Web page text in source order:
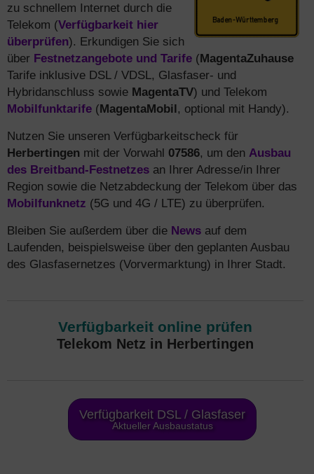
zu schnellem Internet durch die
Telekom (Verfügbarkeit hier
überprüfen). Erkundigen Sie sich
über Festnetzangebote und Tarife (MagentaZuhause
Tarife inklusive DSL / VDSL, Glasfaser- und
Hybridanschluss sowie MagentaTV) und Telekom
Mobilfunktarife (MagentaMobil, optional mit Handy).
Nutzen Sie unseren Verfügbarkeitscheck für
Herbertingen mit der Vorwahl 07586, um den Ausbau
des Breitband-Festnetzes an Ihrer Adresse/in Ihrer
Region sowie die Netzabdeckung der Telekom über das
Mobilfunknetz (5G und 4G / LTE) zu überprüfen.
Bleiben Sie außerdem über die News auf dem
Laufenden, beispielsweise über den geplanten Ausbau
des Glasfasernetzes (Vorvermarktung) in Ihrer Stadt.
Verfügbarkeit online prüfen
Telekom Netz in Herbertingen
Verfügbarkeit DSL / Glasfaser
Aktueller Ausbaustatus